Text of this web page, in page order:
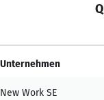
Q
Unternehmen
New Work SE